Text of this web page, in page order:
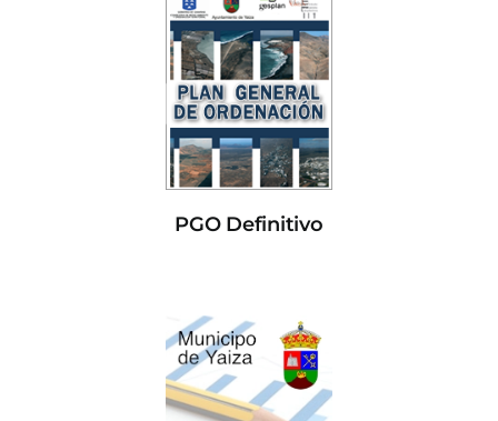
PGO Definitivo